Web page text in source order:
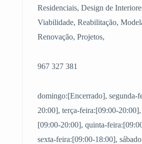
Residenciais, Design de
Viabilidade, Reabilitação,
Renovação, Projetos,
967 327 381
domingo:[Encerrado], segunda-
20:00], terça-feira:[09:00-
[09:00-20:00], quinta-
sexta-feira:[09:00-18:00],